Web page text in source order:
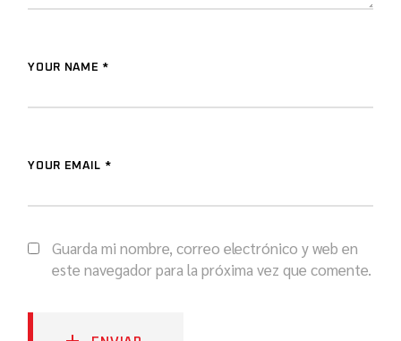
YOUR NAME *
YOUR EMAIL *
Guarda mi nombre, correo electrónico y web en
este navegador para la próxima vez que comente.